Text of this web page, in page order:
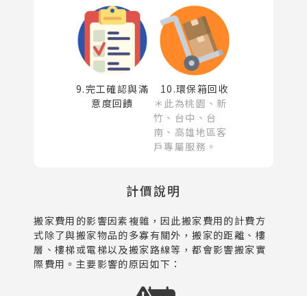
9.完工確認與滿
意度回饋
10.環保箱回收
＊此為桃園、新
竹、台中、台
南、高雄地區客
戶專屬服務。
計價說明
搬家費用的影響因素複雜，因此搬家費用的計費方
式除了與搬家物品的多寡有關外，搬家的距離、樓
層、樓梯或電梯以及搬家路線等，都會影響搬家實
際費用。主要影響的原因如下：